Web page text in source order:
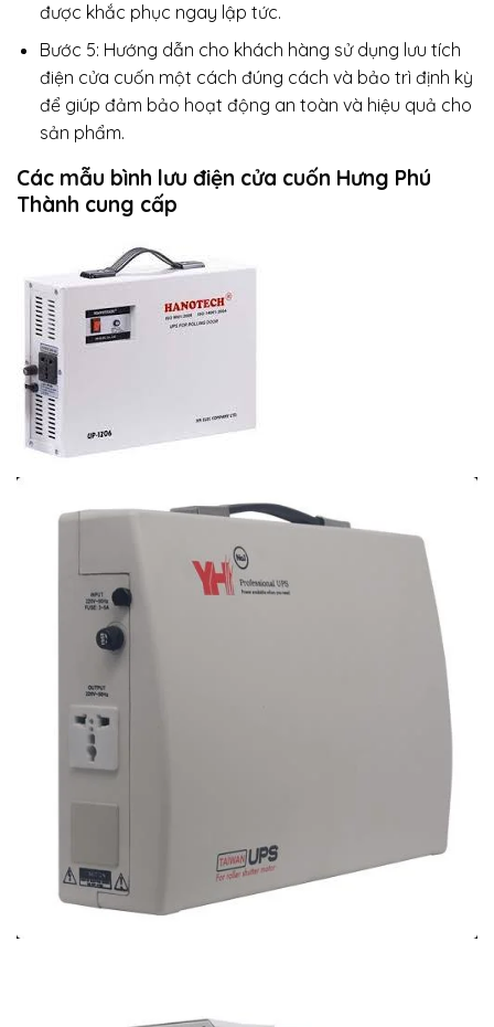
được khắc phục ngay lập tức.
Bước 5: Hướng dẫn cho khách hàng sử dụng lưu tích
điện cửa cuốn một cách đúng cách và bảo trì định kỳ
để giúp đảm bảo hoạt động an toàn và hiệu quả cho
sản phẩm.
Các mẫu bình lưu điện cửa cuốn Hưng Phú
Thành cung cấp